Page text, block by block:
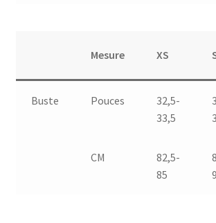
Mesure XS
Buste Pouces
32,5-
33,5
CM
82,5-
85